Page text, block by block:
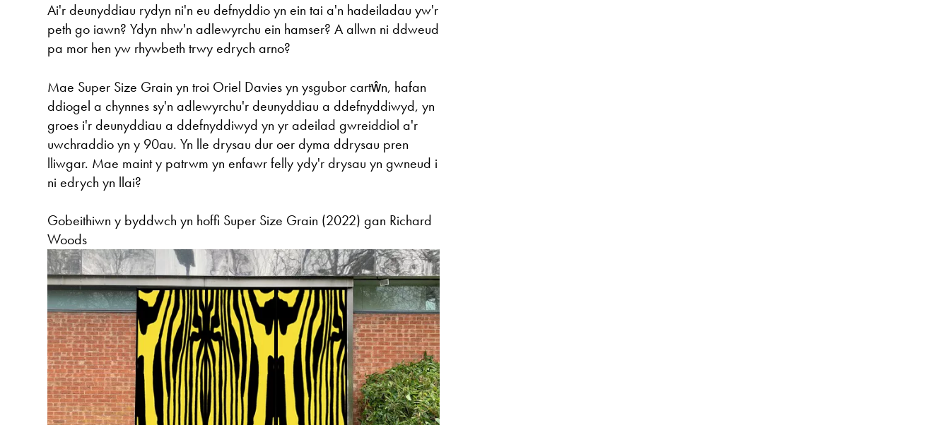
Ai'r deunyddiau rydyn ni'n eu defnyddio yn ein tai a'n hadeiladau yw'r
peth go iawn? Ydyn nhw'n adlewyrchu ein hamser? A allwn ni ddweud
pa mor hen yw rhywbeth trwy edrych arno?
Mae Super Size Grain yn troi Oriel Davies yn ysgubor cartŵn, hafan
ddiogel a chynnes sy'n adlewyrchu'r deunyddiau a ddefnyddiwyd, yn
groes i'r deunyddiau a ddefnyddiwyd yn yr adeilad gwreiddiol a'r
uwchraddio yn y 90au. Yn lle drysau dur oer dyma ddrysau pren
lliwgar. Mae maint y patrwm yn enfawr felly ydy'r drysau yn gwneud i
ni edrych yn llai?
Gobeithiwn y byddwch yn hoffi Super Size Grain (2022) gan Richard
Woods